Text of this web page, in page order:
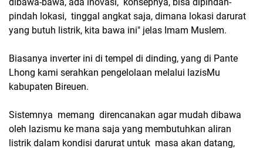
pindah lokasi, tinggal angkat saja, dimana lokasi darurat
yang butuh listrik, kita bawa ini" jelas Imam Muslem.
Biasanya inverter ini di tempel di dinding, yang di Pante
Lhong kami serahkan pengelolaan melalui lazisMu
kabupaten Bireuen.
Sistemnya memang direncanakan agar mudah dibawa
oleh lazismu ke mana saja yang membutuhkan aliran
listrik dalam kondisi darurat untuk masa akan datang,